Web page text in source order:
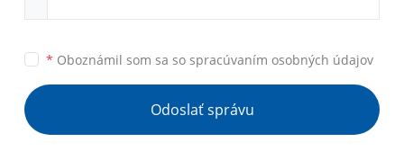
* Oboznámil som sa so spracúvaním osobných údajov
Odoslať správu